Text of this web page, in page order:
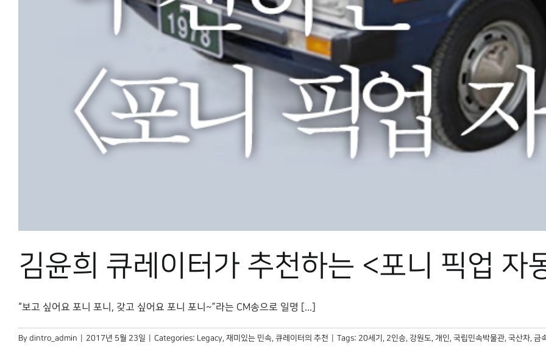
김윤희 큐레이터가 추천하는 <포니 픽업 자
“보고 싶어요 포니 포니, 갖고 싶어요 포니 포니~”라는 CM송으로 일명 [...]
By dintro_admin 2017년 5월 23일 Categories: Legacy, 재미있는 민속, 큐레이터의 추천 Tags: 20세기 , 2인승, 강원도, 개인, 국립민속박물관, 국산차, 금